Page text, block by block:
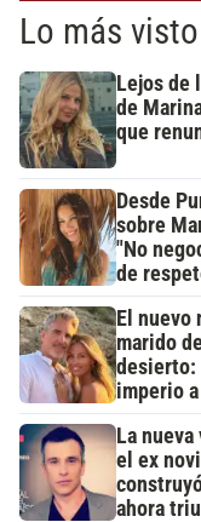
Lo más visto
Lejos de
de
que
Desde
sobre
"No
de
El nuevo
marido
desierto:
imperio
La nueva
el ex
ahora